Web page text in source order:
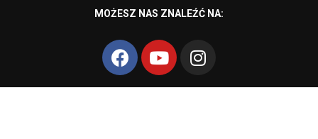
MOŻESZ NAS ZNALEŹĆ NA: